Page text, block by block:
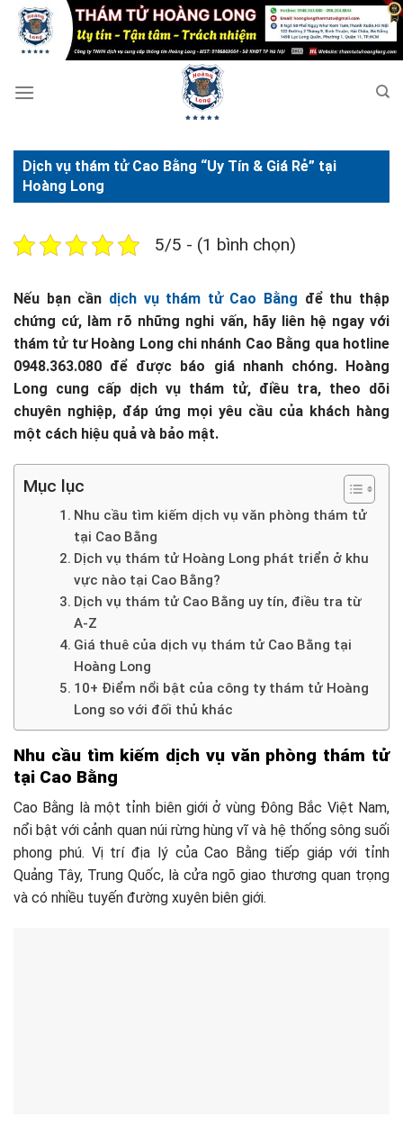
qua
Dịch vụ thám tử Cao Bằng “Uy Tín & Giá Rẻ” tại
Hoàng Long
5/5 - (1 bình chọn)
Nếu bạn cần dịch vụ thám tử Cao Bằng để thu thập
chứng cứ, làm rõ những nghi vấn, hãy liên hệ ngay với
thám tử tư Hoàng Long chi nhánh Cao Bằng qua hotline
0948.363.080 để được báo giá nhanh chóng. Hoàng
Long cung cấp dịch vụ thám tử, điều tra, theo dõi
chuyên nghiệp, đáp ứng mọi yêu cầu của khách hàng
một cách hiệu quả và bảo mật.
Mục lục
Nhu cầu tìm kiếm dịch vụ văn phòng thám tử
tại Cao Bằng
Dịch vụ thám tử Hoàng Long phát triển ở khu
vực nào tại Cao Bằng?
Dịch vụ thám tử Cao Bằng uy tín, điều tra từ
A-Z
Giá thuê của dịch vụ thám tử Cao Bằng tại
Hoàng Long
10+ Điểm nổi bật của công ty thám tử Hoàng
Long so với đối thủ khác
Nhu cầu tìm kiếm dịch vụ văn phòng thám tử
tại Cao Bằng
Cao Bằng là một tỉnh biên giới ở vùng Đông Bắc Việt Nam,
nổi bật với cảnh quan núi rừng hùng vĩ và hệ thống sông suối
phong phú. Vị trí địa lý của Cao Bằng tiếp giáp với tỉnh
Quảng Tây, Trung Quốc, là cửa ngõ giao thương quan trọng
và có nhiều tuyến đường xuyên biên giới.